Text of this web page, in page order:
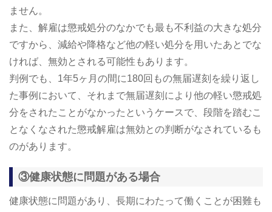
ません。
また、解雇は懲戒処分のなかでも最も不利益の大きな処分
ですから、減給や降格など他の軽い処分を用いたあとでな
ければ、無効とされる可能性もあります。
判例でも、1年5ヶ月の間に180回もの無届遅刻を繰り返し
た事例において、それまで無届遅刻により他の軽い懲戒処
分をされたことがなかったというケースで、段階を踏むこ
となくなされた懲戒解雇は無効との判断がなされているも
のがあります。
③健康状態に問題がある場合
健康状態に問題があり、長期にわたって働くことが困難も